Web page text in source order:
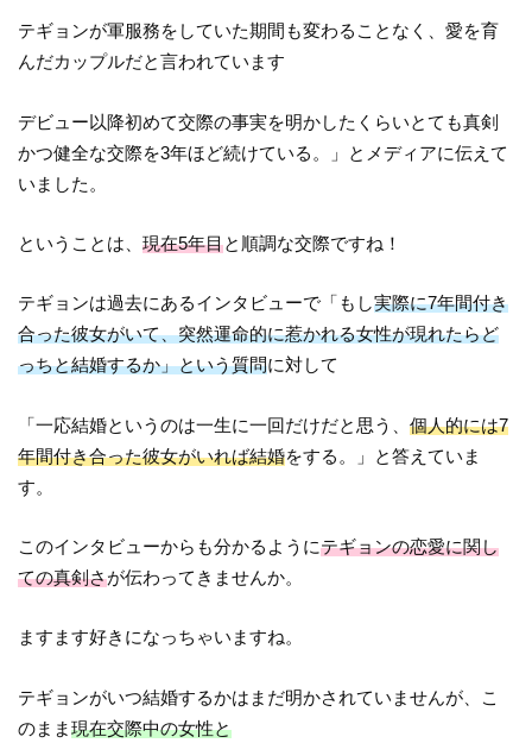
テギョンが軍服務をしていた期間も変わることなく、愛を育
んだカップルだと言われています
デビュー以降初めて交際の事実を明かしたくらいとても真剣
かつ健全な交際を3年ほど続けている。」とメディアに伝えて
いました。
ということは、現在5年目と順調な交際ですね！
テギョンは過去にあるインタビューで「もし実際に7年間付き
合った彼女がいて、突然運命的に惹かれる女性が現れたらど
っちと結婚するか」という質問に対して
「一応結婚というのは一生に一回だけだと思う、個人的には7
年間付き合った彼女がいれば結婚をする。」と答えていま
す。
このインタビューからも分かるようにテギョンの恋愛に関し
ての真剣さが伝わってきませんか。
ますます好きになっちゃいますね。
テギョンがいつ結婚するかはまだ明かされていませんが、こ
のまま現在交際中の女性と